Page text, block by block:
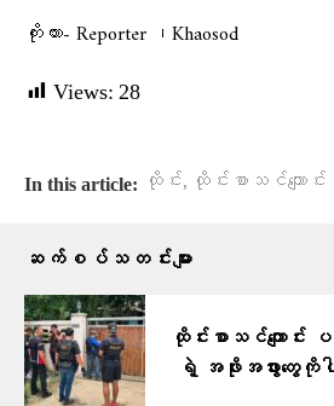
ကိုးကား- Reporter ၊Khaosod
Views: 28
In this article: ထိုင်း, ထိုင်းစာသင်ကျေ
ဆက်စပ်သတင်းများ
ထိုင်းစာသင်ကျော
ရဲ့ အဖိုးအဖွားတွေကိုပ